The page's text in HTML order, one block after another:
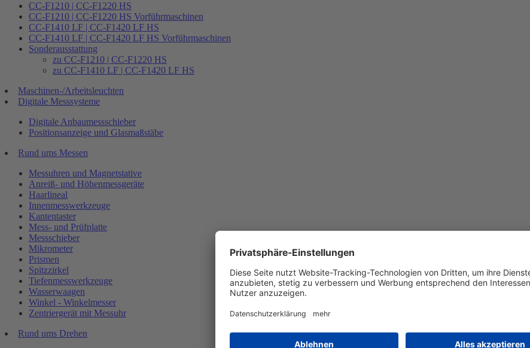
CC-F1210 | CC-F1220 HS
CC-F1210 | CC-F1220 HS Vorführmaschinen
CC-F1410 LF | CC-F1420 LF HS
CC-F1410 LF | CC-F1420 LF HS Vorführmaschinen
Sonderausstattung
zu CC-F1210 | CC-F1220 HS
zu CC-F1410 LF | CC-F1420 LF HS
Maschinen-/Arbeitsleuchten
Digitale Messsysteme
Digitale Anbaumessschieber
Positionsanzeige und Glasmaßstäbe
Rund ums Messen
Messuhren und Magnetstative
Anreiß- und Höhenmessgeräte
Haarlineal
Innenmesswerkzeuge
Kantentaster
Mess- und Prüfplatte
Messschieber
Mikrometer
Prismen
Spitzzirkel
Tiefenmesswerkzeuge
Wasserwaagen
Winkel - Winkelmesser
Zentriergerät mit Messuhr
Rund ums Drehen